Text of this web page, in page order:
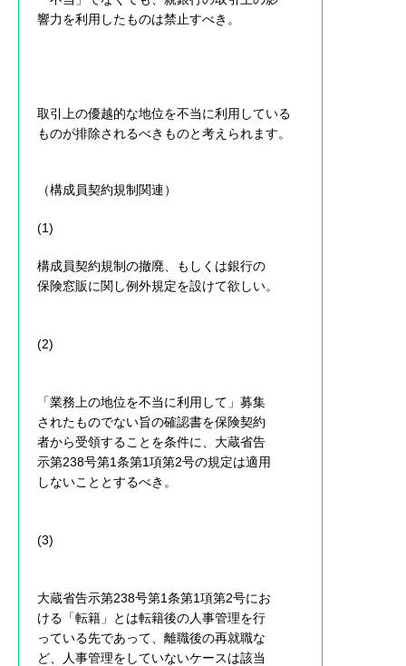
響力を利用したものは禁止すべき。
取引上の優越的な地位を不当に利用している
ものが排除されるべきものと考えられます。
（構成員契約規制関連）
(1)
構成員契約規制の撤廃、もしくは銀行の
保険窓販に関し例外規定を設けて欲しい。
(2)
「業務上の地位を不当に利用して」募集
されたものでない旨の確認書を保険契約
者から受領することを条件に、大蔵省告
示第238号第1条第1項第2号の規定は適用
しないこととするべき。
(3)
大蔵省告示第238号第1条第1項第2号にお
ける「転籍」とは転籍後の人事管理を行
っている先であって、離職後の再就職な
ど、人事管理をしていないケースは該当